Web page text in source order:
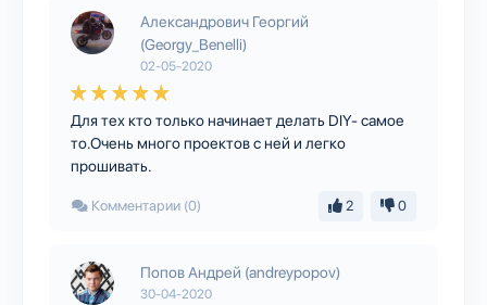
Александрович Георгий
(Georgy_Benelli)
02-05-2020
Для тех кто только начинает делать DIY- самое
то.Очень много проектов с ней и легко
прошивать.
Комментарии (0) 2 0
Попов Андрей (andreypopov)
30-04-2020